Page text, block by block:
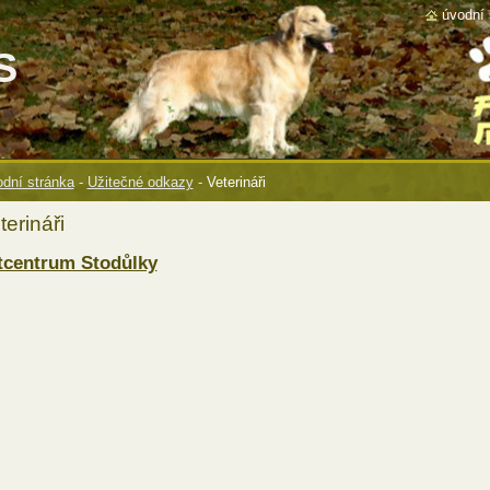
stránka - Užitečné odkazy - Veterináři
Stodůlky
úvodní